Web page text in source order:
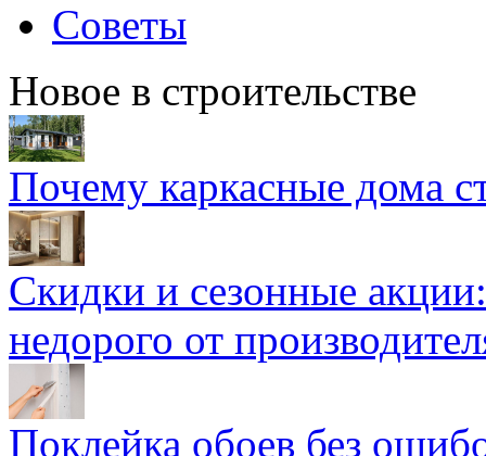
Советы
Новое в строительстве
Почему каркасные дома
Скидки и сезонные
недорого от
Поклейка обоев без